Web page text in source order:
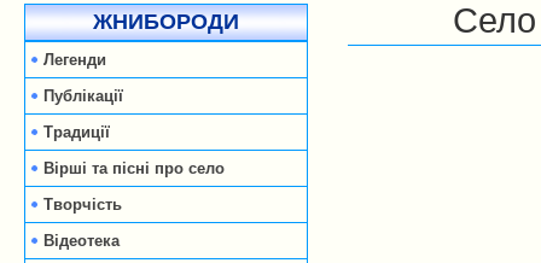
ЖНИБОРОДИ
Легенди
Публікації
Традиції
Вірші та пісні про село
Творчість
Відеотека
Село